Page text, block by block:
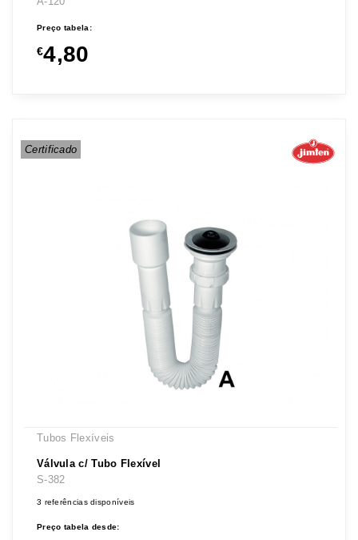
Preço tabela:
€4,80
Certificado
Tubos Flexíveis
Válvula c/ Tubo Flexível
S-382
3 referências disponíveis
Preço tabela desde: